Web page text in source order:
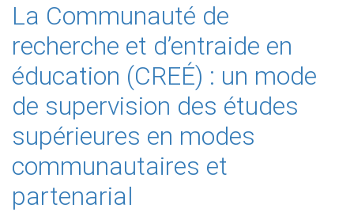
La Communauté de
recherche et d’entraide en
éducation (CREÉ) : un mode
de supervision des études
supérieures en modes
communautaires et
partenarial